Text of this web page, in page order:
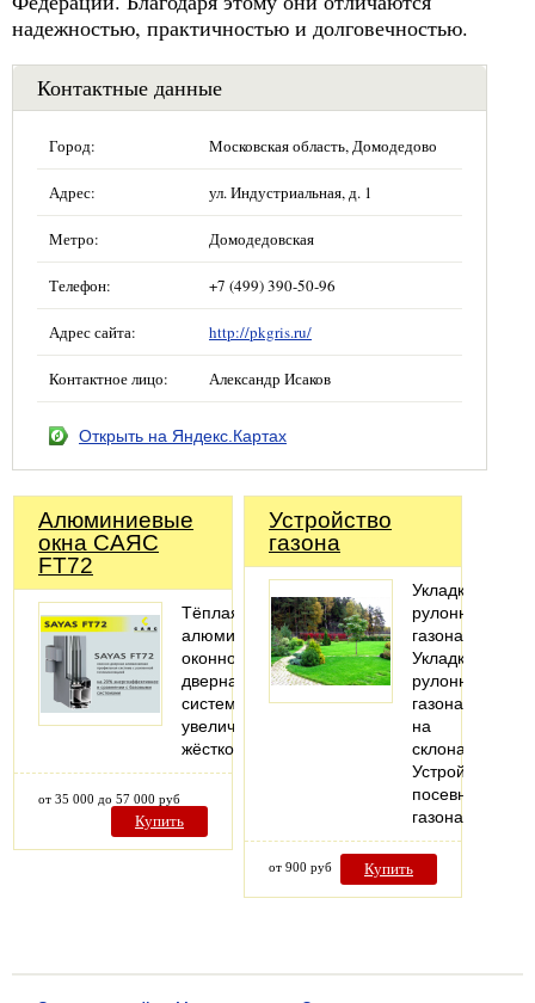
надежностью, практичностью и долговечностью.
Контактные данные
Город: Московская область, Домодедово
Адрес: ул. Индустриальная, д. 1
Метро: Домодедовская
Телефон: +7 (499) 390-50-96
Адрес сайта: http://pkgris.ru/
Контактное лицо: Александр Исаков
Открыть на Яндекс.Картах
Алюминиевые
окна САЯС
FT72
Тёплая
алюминиевая
оконно-
дверная
система
увеличенной
жёсткости.
от 35 000 до 57 000 руб
Купить
Устройство
газона
Укладка
рулонного
газона
Укладка
рулонного
газона
на
склонах
Устройство
посевного
газона
от 900 руб Купить